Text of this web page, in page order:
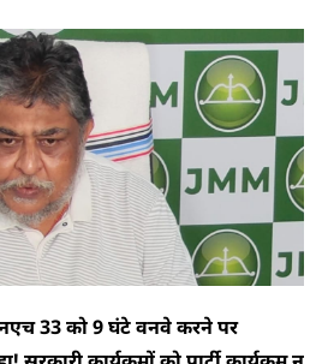
33 को 9 घंटे वनवे करने पर